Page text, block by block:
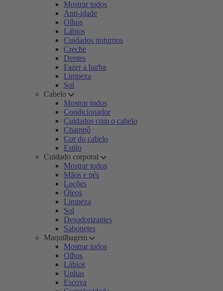
Mostrar todos
Anti-idade
Olhos
Lábios
Cuidados noturnos
Creche
Dentes
Fazer a barba
Limpeza
Sol
Cabelo
Mostrar todos
Condicionador
Cuidados com o cabelo
Champô
Cor do cabelo
Estilo
Cuidado corporal
Mostrar todos
Mãos e pés
Loções
Óleos
Limpeza
Sol
Desodorizantes
Sabonetes
Maquilhagem
Mostrar todos
Olhos
Lábios
Unhas
Escova